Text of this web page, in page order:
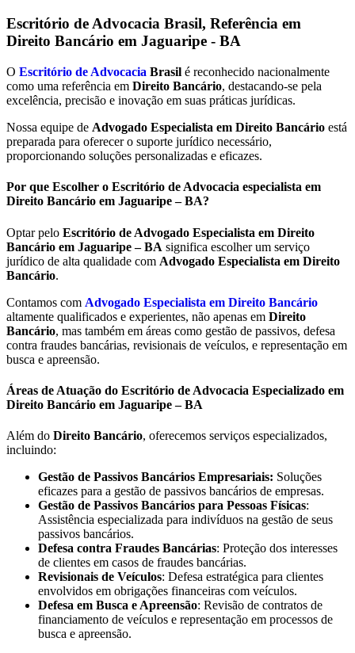
Escritório de Advocacia Brasil, Referência em
Direito Bancário em Jaguaripe - BA
O Escritório de Advocacia Brasil é reconhecido nacionalmente
como uma referência em Direito Bancário, destacando-se pela
excelência, precisão e inovação em suas práticas jurídicas.
Nossa equipe de Advogado Especialista em Direito Bancário está
preparada para oferecer o suporte jurídico necessário,
proporcionando soluções personalizadas e eficazes.
Por que Escolher o Escritório de Advocacia especialista em
Direito Bancário em Jaguaripe – BA?
Optar pelo Escritório de Advogado Especialista em Direito
Bancário em Jaguaripe – BA significa escolher um serviço
jurídico de alta qualidade com Advogado Especialista em Direito
Bancário.
Contamos com Advogado Especialista em Direito Bancário
altamente qualificados e experientes, não apenas em Direito
Bancário, mas também em áreas como gestão de passivos, defesa
contra fraudes bancárias, revisionais de veículos, e representação em
busca e apreensão.
Áreas de Atuação do Escritório de Advocacia Especializado em
Direito Bancário em Jaguaripe – BA
Além do Direito Bancário, oferecemos serviços especializados,
incluindo:
Gestão de Passivos Bancários Empresariais: Soluções
eficazes para a gestão de passivos bancários de empresas.
Gestão de Passivos Bancários para Pessoas Físicas:
Assistência especializada para indivíduos na gestão de seus
passivos bancários.
Defesa contra Fraudes Bancárias: Proteção dos interesses
de clientes em casos de fraudes bancárias.
Revisionais de Veículos: Defesa estratégica para clientes
envolvidos em obrigações financeiras com veículos.
Defesa em Busca e Apreensão: Revisão de contratos de
financiamento de veículos e representação em processos de
busca e apreensão.